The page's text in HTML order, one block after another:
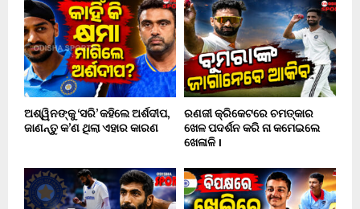
ଅଶ୍ୱିନଙ୍କୁ ‘ସରି’ କହିଲେ ଅର୍ଶଦୀପ,
ଜାଣନ୍ତୁ କ’ଣ ଥିଲା ଏହାର କାରଣ
ରଣଜୀ କ୍ରିକେଟରେ ଚମତ୍କାର
ଖେଳ ପଦର୍ଶନ କରି ନା କମେଇଲେ
ଖେଳାଳି ।